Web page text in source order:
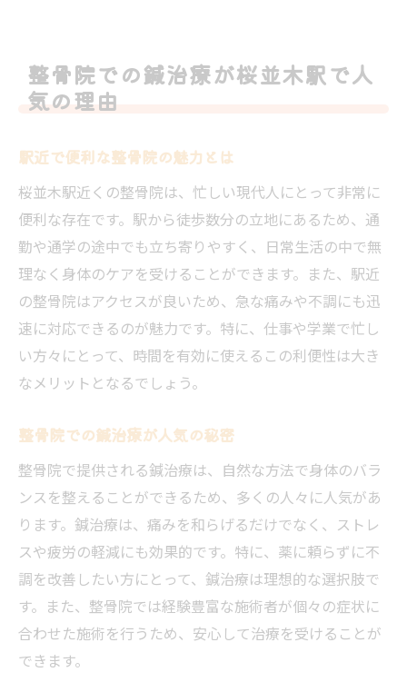
整骨院での鍼治療が桜並木駅で人
気の理由
駅近で便利な整骨院の魅力とは
桜並木駅近くの整骨院は、忙しい現代人にとって非常に
便利な存在です。駅から徒歩数分の立地にあるため、通
勤や通学の途中でも立ち寄りやすく、日常生活の中で無
理なく身体のケアを受けることができます。また、駅近
の整骨院はアクセスが良いため、急な痛みや不調にも迅
速に対応できるのが魅力です。特に、仕事や学業で忙し
い方々にとって、時間を有効に使えるこの利便性は大き
なメリットとなるでしょう。
整骨院での鍼治療が人気の秘密
整骨院で提供される鍼治療は、自然な方法で身体のバラ
ンスを整えることができるため、多くの人々に人気があ
ります。鍼治療は、痛みを和らげるだけでなく、ストレ
スや疲労の軽減にも効果的です。特に、薬に頼らずに不
調を改善したい方にとって、鍼治療は理想的な選択肢で
す。また、整骨院では経験豊富な施術者が個々の症状に
合わせた施術を行うため、安心して治療を受けることが
できます。